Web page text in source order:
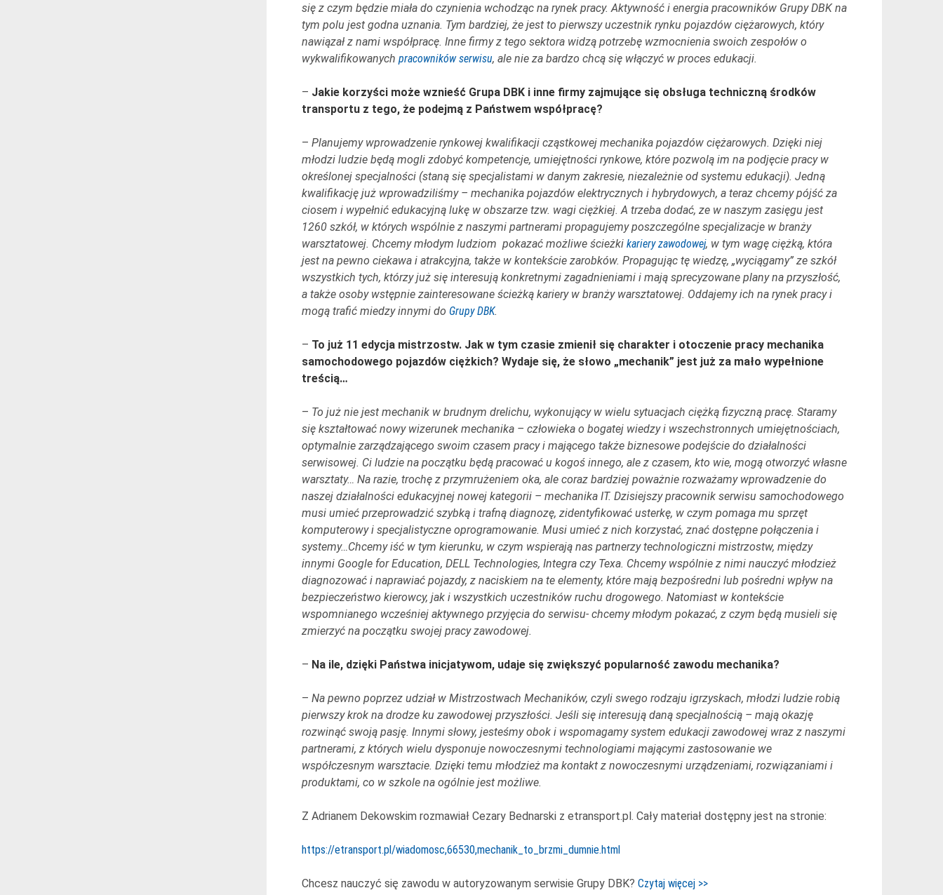
się z czym będzie miała do czynienia wchodząc na rynek pracy. Aktywność i energia pracowników Grupy DBK na
tym polu jest godna uznania. Tym bardziej, że jest to pierwszy uczestnik rynku pojazdów ciężarowych, który
nawiązał z nami współpracę. Inne firmy z tego sektora widzą potrzebę wzmocnienia swoich zespołów o
wykwalifikowanych pracowników serwisu, ale nie za bardzo chcą się włączyć w proces edukacji.
– Jakie korzyści może wznieść Grupa DBK i inne firmy zajmujące się obsługa techniczną środków
transportu z tego, że podejmą z Państwem współpracę?
– Planujemy wprowadzenie rynkowej kwalifikacji cząstkowej mechanika pojazdów ciężarowych. Dzięki niej
młodzi ludzie będą mogli zdobyć kompetencje, umiejętności rynkowe, które pozwolą im na podjęcie pracy w
określonej specjalności (staną się specjalistami w danym zakresie, niezależnie od systemu edukacji). Jedną
kwalifikację już wprowadziliśmy – mechanika pojazdów elektrycznych i hybrydowych, a teraz chcemy pójść za
ciosem i wypełnić edukacyjną lukę w obszarze tzw. wagi ciężkiej. A trzeba dodać, ze w naszym zasięgu jest
1260 szkół, w których wspólnie z naszymi partnerami propagujemy poszczególne specjalizacje w branży
warsztatowej. Chcemy młodym ludziom pokazać możliwe ścieżki kariery zawodowej, w tym wagę ciężką, która
jest na pewno ciekawa i atrakcyjna, także w kontekście zarobków. Propagując tę wiedzę, „wyciągamy” ze szkół
wszystkich tych, którzy już się interesują konkretnymi zagadnieniami i mają sprecyzowane plany na przyszłość,
a także osoby wstępnie zainteresowane ścieżką kariery w branży warsztatowej. Oddajemy ich na rynek pracy i
mogą trafić miedzy innymi do Grupy DBK.
– To już 11 edycja mistrzostw. Jak w tym czasie zmienił się charakter i otoczenie pracy mechanika
samochodowego pojazdów ciężkich? Wydaje się, że słowo „mechanik” jest już za mało wypełnione
treścią…
– To już nie jest mechanik w brudnym drelichu, wykonujący w wielu sytuacjach ciężką fizyczną pracę. Staramy
się kształtować nowy wizerunek mechanika – człowieka o bogatej wiedzy i wszechstronnych umiejętnościach,
optymalnie zarządzającego swoim czasem pracy i mającego także biznesowe podejście do działalności
serwisowej. Ci ludzie na początku będą pracować u kogoś innego, ale z czasem, kto wie, mogą otworzyć własne
warsztaty… Na razie, trochę z przymrużeniem oka, ale coraz bardziej poważnie rozważamy wprowadzenie do
naszej działalności edukacyjnej nowej kategorii – mechanika IT. Dzisiejszy pracownik serwisu samochodowego
musi umieć przeprowadzić szybką i trafną diagnozę, zidentyfikować usterkę, w czym pomaga mu sprzęt
komputerowy i specjalistyczne oprogramowanie. Musi umieć z nich korzystać, znać dostępne połączenia i
systemy…Chcemy iść w tym kierunku, w czym wspierają nas partnerzy technologiczni mistrzostw, między
innymi Google for Education, DELL Technologies, Integra czy Texa. Chcemy wspólnie z nimi nauczyć młodzież
diagnozować i naprawiać pojazdy, z naciskiem na te elementy, które mają bezpośredni lub pośredni wpływ na
bezpieczeństwo kierowcy, jak i wszystkich uczestników ruchu drogowego. Natomiast w kontekście
wspomnianego wcześniej aktywnego przyjęcia do serwisu- chcemy młodym pokazać, z czym będą musieli się
zmierzyć na początku swojej pracy zawodowej.
– Na ile, dzięki Państwa inicjatywom, udaje się zwiększyć popularność zawodu mechanika?
– Na pewno poprzez udział w Mistrzostwach Mechaników, czyli swego rodzaju igrzyskach, młodzi ludzie robią
pierwszy krok na drodze ku zawodowej przyszłości. Jeśli się interesują daną specjalnością – mają okazję
rozwinąć swoją pasję. Innymi słowy, jesteśmy obok i wspomagamy system edukacji zawodowej wraz z naszymi
partnerami, z których wielu dysponuje nowoczesnymi technologiami mającymi zastosowanie we
współczesnym warsztacie. Dzięki temu młodzież ma kontakt z nowoczesnymi urządzeniami, rozwiązaniami i
produktami, co w szkole na ogólnie jest możliwe.
Z Adrianem Dekowskim rozmawiał Cezary Bednarski z etransport.pl. Cały materiał dostępny jest na stronie:
https://etransport.pl/wiadomosc,66530,mechanik_to_brzmi_dumnie.html
Chcesz nauczyć się zawodu w autoryzowanym serwisie Grupy DBK? Czytaj więcej >>